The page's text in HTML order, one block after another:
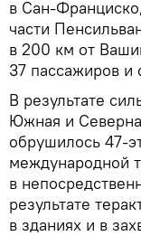
в
части
в 200 км от
37 пассажиров и
В результате
Южная и
обрушилось
международной
в
результате
в зданиях и в